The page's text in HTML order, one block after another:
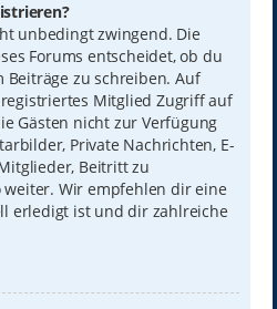
unbedingt zwingend. Die
Forums entscheidet, ob du
zu schreiben. Auf
Mitglied Zugriff auf
Gästen nicht zur Verfügung
Private Nachrichten, E-
Beitritt zu
Wir empfehlen dir eine
erledigt ist und dir zahlreiche